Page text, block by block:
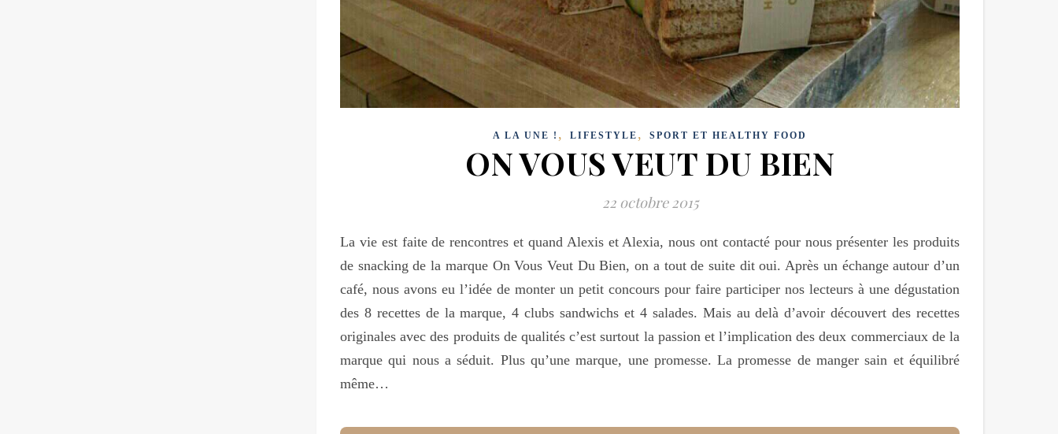
A LA UNE ! , LIFESTYLE , SPORT ET HEALTHY FOOD
ON VOUS VEUT DU BIEN
22 octobre 2015
La vie est faite de rencontres et quand Alexis et Alexia, nous ont contacté pour nous présenter les produits
de snacking de la marque On Vous Veut Du Bien, on a tout de suite dit oui. Après un échange autour d’un
café, nous avons eu l’idée de monter un petit concours pour faire participer nos lecteurs à une dégustation
des 8 recettes de la marque, 4 clubs sandwichs et 4 salades. Mais au delà d’avoir découvert des recettes
originales avec des produits de qualités c’est surtout la passion et l’implication des deux commerciaux de la
marque qui nous a séduit. Plus qu’une marque, une promesse. La promesse de manger sain et équilibré
même…